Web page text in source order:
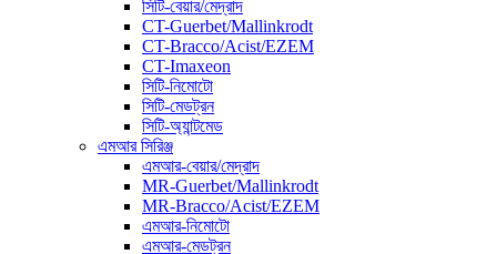
সিটি-বেয়ার/মেদ্রাদ
CT-Guerbet/Mallinkrodt
CT-Bracco/Acist/EZEM
CT-Imaxeon
সিটি-নিমোটো
সিটি-মেডট্রন
সিটি-অ্যান্টমেড
এমআর সিরিঞ্জ
এমআর-বেয়ার/মেদ্রাদ
MR-Guerbet/Mallinkrodt
MR-Bracco/Acist/EZEM
এমআর-নিমোটো
এমআর-মেডট্রন